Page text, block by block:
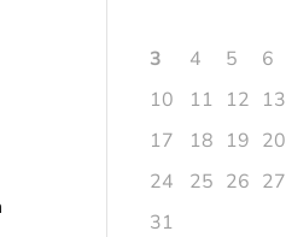
3
4 5 6
10
11 12 13
17
18 19 20
24
25 26 27
31